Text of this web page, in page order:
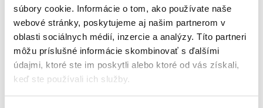
súbory cookie. Informácie o tom, ako používate naše
webové stránky, poskytujeme aj našim partnerom v
oblasti sociálnych médií, inzercie a analýzy. Títo partneri
môžu príslušné informácie skombinovať s ďalšími
údajmi, ktoré ste im poskytli alebo ktoré od vás získali,
keď ste používali ich služby.